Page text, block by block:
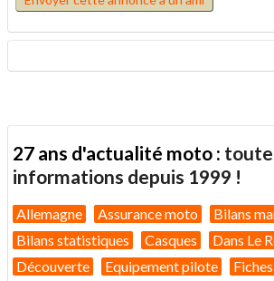
27 ans d'actualité moto :
informations depuis 1999 !
Allemagne Assurance moto
Bilans
Bilans statistiques
Casques
Dans Le
Découverte
Equipement pilote